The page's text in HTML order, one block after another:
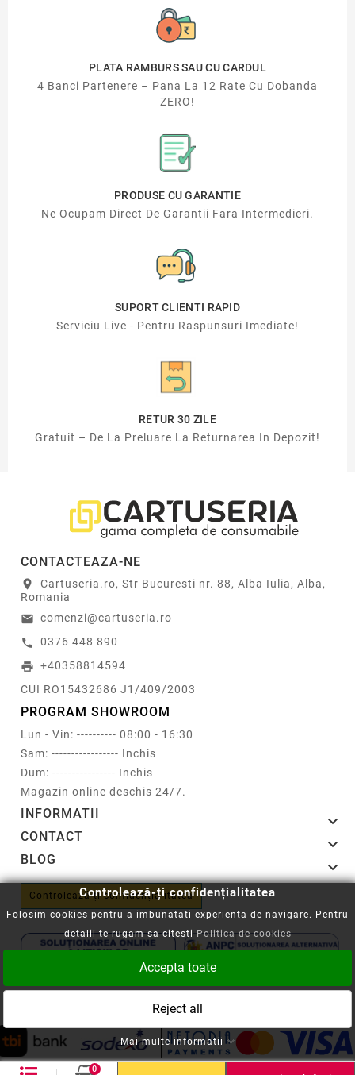
PLATA RAMBURS SAU CU CARDUL
4 Banci Partenere – Pana La 12 Rate Cu Dobanda
ZERO!
PRODUSE CU GARANTIE
Ne Ocupam Direct De Garantii Fara Intermedieri.
SUPORT CLIENTI RAPID
Serviciu Live - Pentru Raspunsuri Imediate!
RETUR 30 ZILE
Gratuit – De La Preluare La Returnarea In Depozit!
CONTACTEAZA-NE
location_on
Cartuseria.ro, Str Bucuresti nr. 88, Alba Iulia, Alba,
Romania
email comenzi@cartuseria.ro
call 0376 448 890
print +40358814594
CUI RO15432686 J1/409/2003
PROGRAM SHOWROOM
Lun - Vin: ---------- 08:00 - 16:30
Sam: ----------------- Inchis
Dum: ---------------- Inchis
Magazin online deschis 24/7.
INFORMATII 
CONTACT 
BLOG 
Controlează-ți confidențialitatea
Copyright © 2008-2026 - Cartuseria.ro
Politica SOL
0
Controlează-ți confidențialitatea
Folosim cookies pentru a imbunatati experienta de navigare. Pentru
detalii te rugam sa citestiPolitica de cookies
Accepta toate
Reject all
Mai multe informatii